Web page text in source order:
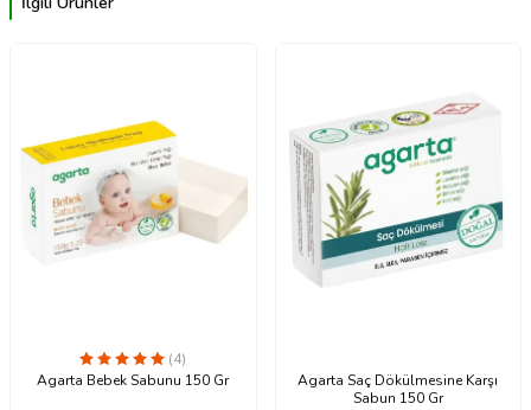
(4)
Agarta Bebek Sabunu 150 Gr
Agarta Saç Dökülmesine Karşı
Sabun 150 Gr